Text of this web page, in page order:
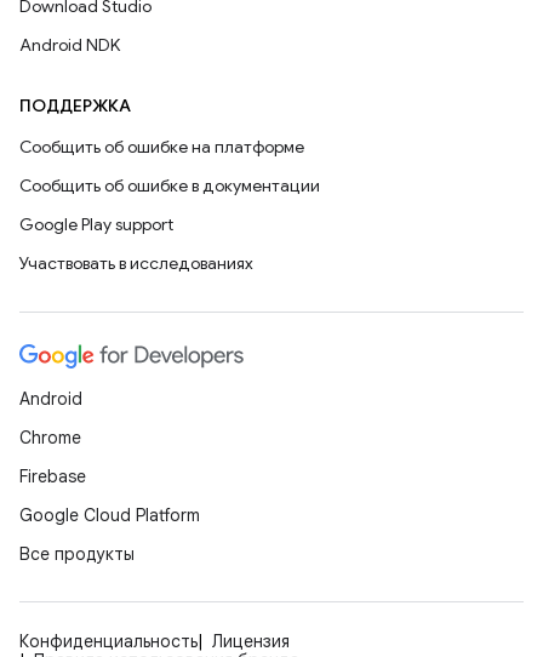
Download Studio
Android NDK
ПОДДЕРЖКА
Сообщить об ошибке на платформе
Сообщить об ошибке в документации
Google Play support
Участвовать в исследованиях
Android
Chrome
Firebase
Google Cloud Platform
Все продукты
Конфиденциальность
Лицензия